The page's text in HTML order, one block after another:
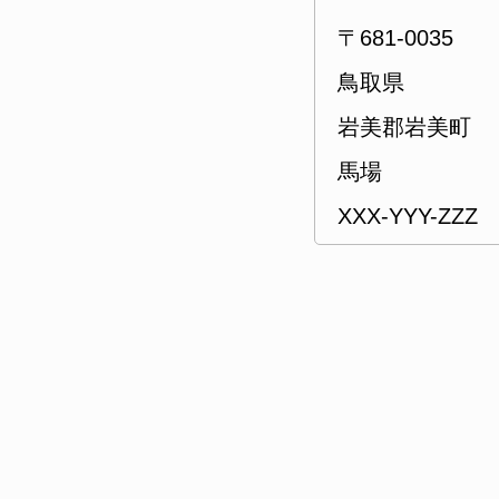
〒681-0035
鳥取県
岩美郡岩美町
馬場
XXX-YYY-ZZZ